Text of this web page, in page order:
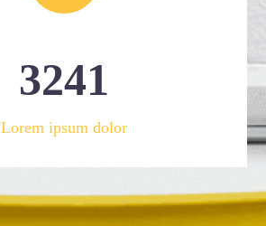
3241
Lorem ipsum dolor